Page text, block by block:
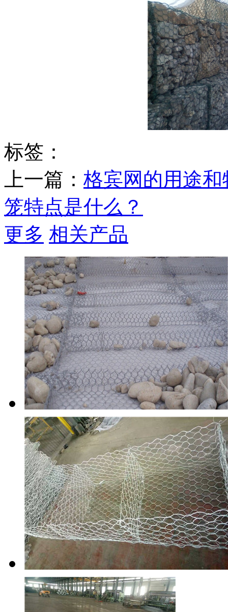
标签：
上一篇： 格宾网的用途
笼特点是什么？
更多 相关产品